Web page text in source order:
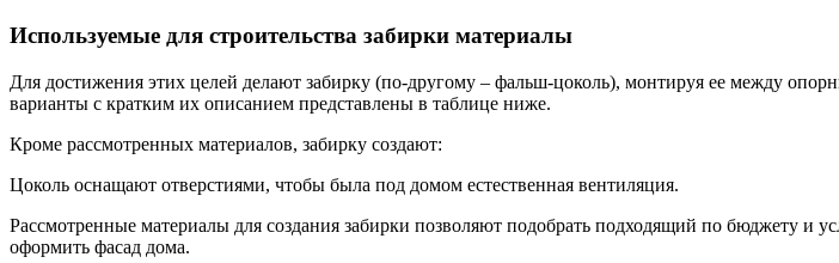
Используемые для строительства забирки материалы
Для достижения этих целей делают забирку (по-другому – фальш-цоколь), монтируя ее между
варианты с кратким их описанием представлены в таблице ниже.
Кроме рассмотренных материалов, забирку создают:
Цоколь оснащают отверстиями, чтобы была под домом естественная вентиляция.
Рассмотренные материалы для создания забирки позволяют подобрать подходящий по бюджету и
оформить фасад дома.